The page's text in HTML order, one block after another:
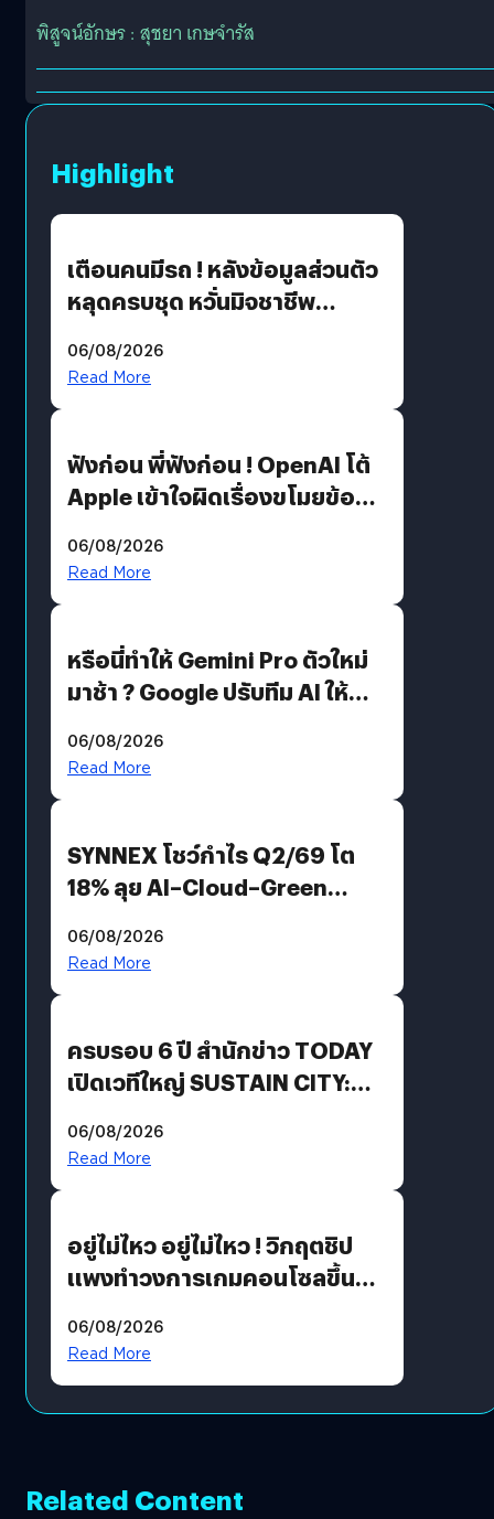
พิสูจน์อักษร : สุชยา เกษจำรัส
Highlight
เตือนคนมีรถ ! หลังข้อมูลส่วนตัว
หลุดครบชุด หวั่นมิจชาชีพ
รหัสผ่านหลุด ไม่ใช่แฮ็กเกอร์
06/08/2026
Read More
ฟังก่อน พี่ฟังก่อน ! OpenAI โต้
Apple เข้าใจผิดเรื่องขโมยข้อมูล
06/08/2026
Read More
หรือนี่ทำให้ Gemini Pro ตัวใหม่
มาช้า ? Google ปรับทีม AI ให้
AGI
06/08/2026
Read More
SYNNEX โชว์กำไร Q2/69 โต
18% ลุย AI–Cloud–Green
Revenue เร่งเครื่อง New
06/08/2026
Read More
ครบรอบ 6 ปี สำนักข่าว TODAY
เปิดเวทีใหญ่ SUSTAIN CITY:
แนวทางปรับตัวสู่เศรษฐกิจสี
06/08/2026
Read More
อยู่ไม่ไหว อยู่ไม่ไหว ! วิกฤตชิป
แพงทำวงการเกมคอนโซลขึ้น
?
06/08/2026
Read More
Related Content